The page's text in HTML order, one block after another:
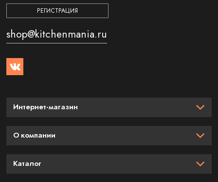
РЕГИСТРАЦИЯ
shop@kitchenmania.ru
Интернет-магазин
О компании
Каталог